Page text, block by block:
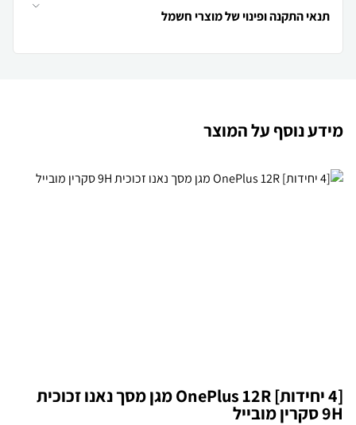
תנאי התקנה ופינוי של מוצרי חשמל
מידע נוסף על המוצר
[4 יחידות] OnePlus 12R מגן מסך נאנו זכוכית
9H סקרין מובייל